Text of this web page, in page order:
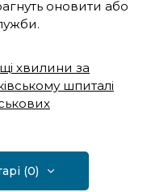
оновити або
хвилини за
шпиталі
(0)